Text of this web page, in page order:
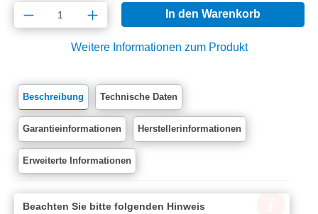
Produkt Anzahl: Gib den gewünschten
In den Warenkorb
Weitere Informationen zum Produkt
Beschreibung Technische Daten
Garantieinformationen Herstellerinformationen
Erweiterte Informationen
Beachten Sie bitte folgenden Hinweis